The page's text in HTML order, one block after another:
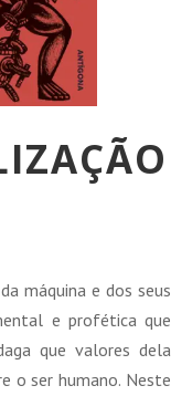
máquina e dos seus
e profética que
que valores dela
o ser humano. Neste